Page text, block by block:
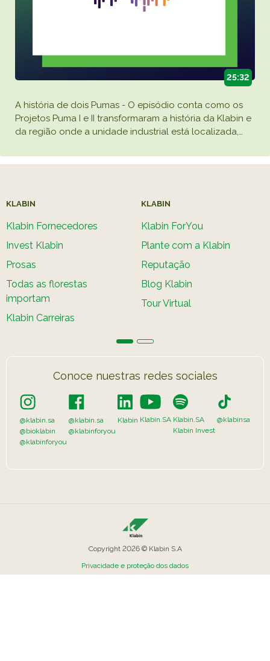
25:32
A história de dois Pumas - O episódio conta como os
Projetos Puma I e II transformaram a história da Klabin e
da região onde a unidade industrial está localizada,…
KLABIN
Klabin Fornecedores
Invest Klabin
Prosas
Todas as florestas
importam
Klabin Carreiras
KLABIN
Klabin ForYou
Plante com a Klabin
Reputação
Blog Klabin
Tour Virtual
Conoce nuestras redes sociales
@klabin.sa
@bioklabin
@klabinforyou
@klabin.sa
@klabinforyou
Klabin Klabin.SA Klabin.SA
Klabin Invest
@klabinsa
Copyright 2026 © Klabin S.A
Privacidade e proteção dos dados